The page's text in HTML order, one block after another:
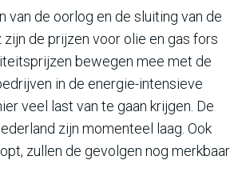
van de oorlog en de sluiting van de
de prijzen voor olie en gas fors
bewegen mee met de
in de energie-intensieve
veel last van te gaan krijgen. De
zijn momenteel laag. Ook
zullen de gevolgen nog merkbaar